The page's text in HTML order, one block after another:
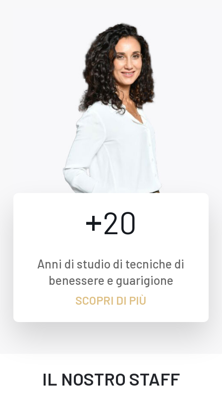
+20
Anni di studio di tecniche di
benessere e guarigione
SCOPRI DI PIÙ
IL NOSTRO STAFF